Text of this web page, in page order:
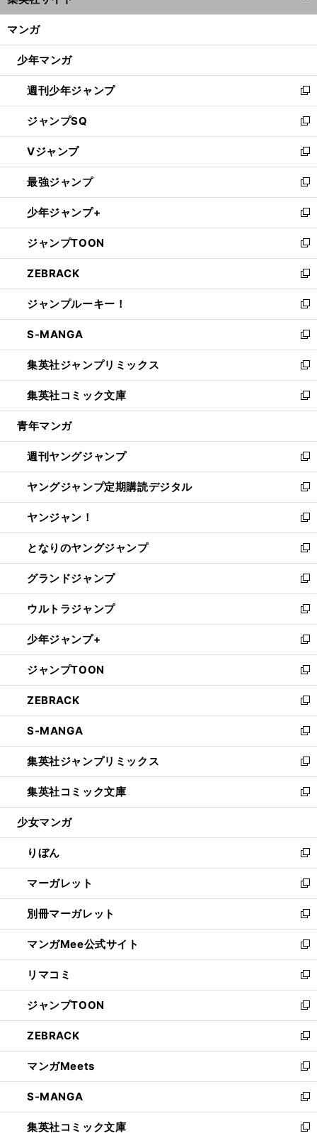
ン
ウ
開
く
マンガ
少年マンガ
週刊少年ジャンプ
新
し
い
ウ
ィ
ン
ド
ウ
で
開
く
ジャンプSQ
新
し
い
ウ
ィ
ン
ド
ウ
で
開
く
Vジャンプ
新
し
い
ウ
ィ
ン
ド
ウ
で
開
く
最強ジャンプ
新
し
い
ウ
ィ
ン
ド
ウ
で
開
く
少年ジャンプ+
新
し
い
ウ
ィ
ン
ド
ウ
で
開
く
ジャンプTOON
新
し
い
ウ
ィ
ン
ド
ウ
で
開
く
ZEBRACK
新
し
い
ウ
ィ
ン
ド
ウ
で
開
ジャンプルーキー！
新
し
い
ウ
ィ
ン
ド
ウ
開
く
S-MANGA
新
し
い
ウ
ィ
ン
ウ
で
開
く
集英社ジャンプリミックス
新
し
い
ウ
ン
ド
ウ
で
開
く
集英社コミック文庫
新
し
ウ
ィ
ン
ド
ウ
で
開
く
青年マンガ
週刊ヤングジャンプ
新
し
い
ウ
ィ
ン
ド
ウ
で
開
く
ヤングジャンプ定期購読デジタル
新
し
い
ウ
ィ
ン
ド
ウ
で
開
く
ヤンジャン！
新
し
い
ウ
ィ
ン
ド
ウ
で
開
く
となりのヤングジャンプ
新
し
い
ウ
ィ
ン
ド
ウ
で
開
く
グランドジャンプ
新
し
い
ウ
ィ
ン
ド
ウ
で
開
く
ウルトラジャンプ
新
し
い
ウ
ィ
ン
ド
ウ
で
開
く
少年ジャンプ+
新
し
い
ウ
ィ
ン
ド
ウ
で
開
く
ジャンプTOON
新
し
い
ウ
ィ
ン
ド
ウ
で
開
ZEBRACK
新
し
い
ウ
ィ
ン
ド
ウ
開
く
S-MANGA
新
し
い
ウ
ィ
ン
ウ
で
開
く
集英社ジャンプリミックス
新
し
い
ウ
ン
ド
ウ
で
開
く
集英社コミック文庫
新
し
ウ
ィ
ン
ド
ウ
で
開
く
少女マンガ
りぼん
新
し
い
ウ
ィ
ン
ド
ウ
で
開
く
マーガレット
新
し
い
ウ
ィ
ン
ド
ウ
で
開
く
別冊マーガレット
新
し
い
ウ
ィ
ン
ド
ウ
で
開
く
マンガMee公式サイト
新
し
い
ウ
ィ
ン
ド
ウ
で
開
く
リマコミ
新
し
い
ウ
ィ
ン
ド
ウ
で
開
く
ジャンプTOON
新
し
い
ウ
ィ
ン
ド
ウ
で
ZEBRACK
新
し
い
ウ
ィ
ン
ド
マンガMeets
新
し
い
ウ
ィ
S-MANGA
新
し
い
集英社コミック文庫 新